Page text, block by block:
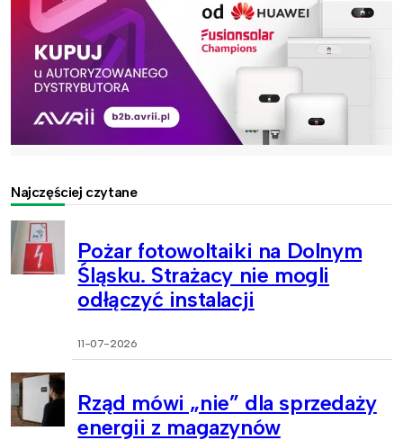
Najczęściej czytane
Pożar fotowoltaiki na Dolnym
Śląsku. Strażacy nie mogli
odłączyć instalacji
11-07-2026
Rząd mówi „nie” dla sprzedaży
energii z magazynów